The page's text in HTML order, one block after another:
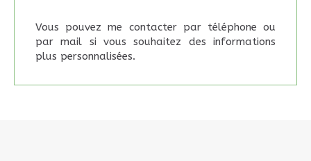
Vous pouvez me contacter par téléphone ou
par mail si vous souhaitez des informations
plus personnalisées.